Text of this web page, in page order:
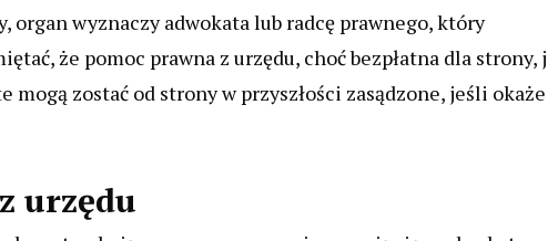
wyznaczy adwokata lub radcę prawnego, który
że pomoc prawna z urzędu, choć bezpłatna dla strony,
mogą zostać od strony w przyszłości zasądzone, jeśli
urzędu